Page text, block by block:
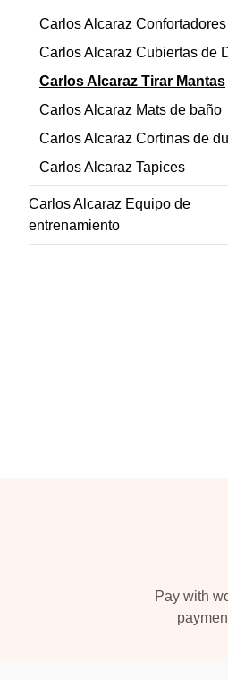
Carlos Alcaraz Confortadores
Carlos Alcaraz Cubiertas de
Carlos Alcaraz Tirar Mantas
Carlos Alcaraz Mats de baño
Carlos Alcaraz Cortinas de
Carlos Alcaraz Tapices
Carlos Alcaraz Equipo de
entrenamiento
Pay with